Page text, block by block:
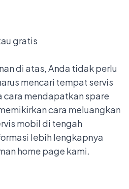
gratis
di atas, Anda tidak perlu
mencari tempat servis
cara mendapatkan spare
cara meluangkan
mobil di tengah
lebih lengkapnya
home page kami.